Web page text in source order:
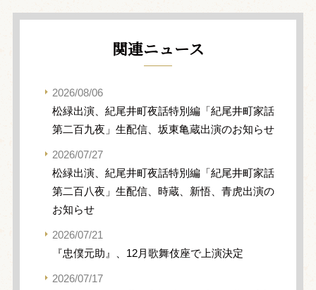
関連ニュース
2026/08/06
松緑出演、紀尾井町夜話特別編「紀尾井町家話
第二百九夜」生配信、坂東亀蔵出演のお知らせ
2026/07/27
松緑出演、紀尾井町夜話特別編「紀尾井町家話
第二百八夜」生配信、時蔵、新悟、青虎出演の
お知らせ
2026/07/21
『忠僕元助』、12月歌舞伎座で上演決定
2026/07/17